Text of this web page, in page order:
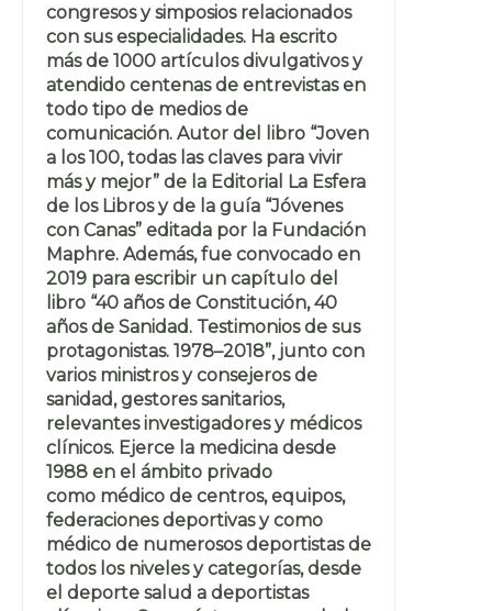
congresos y simposios relacionados
con sus especialidades. Ha escrito
más de 1000 artículos divulgativos y
atendido centenas de entrevistas en
todo tipo de medios de
comunicación. Autor del libro “Joven
a los 100, todas las claves para vivir
más y mejor” de la Editorial La Esfera
de los Libros y de la guía “Jóvenes
con Canas” editada por la Fundación
Maphre. Además, fue convocado en
2019 para escribir un capítulo del
libro “40 años de Constitución, 40
años de Sanidad. Testimonios de sus
protagonistas. 1978–2018”, junto con
varios ministros y consejeros de
sanidad, gestores sanitarios,
relevantes investigadores y médicos
clínicos. Ejerce la medicina desde
1988 en el ámbito privado
como médico de centros, equipos,
federaciones deportivas y como
médico de numerosos deportistas de
todos los niveles y categorías, desde
el deporte salud a deportistas